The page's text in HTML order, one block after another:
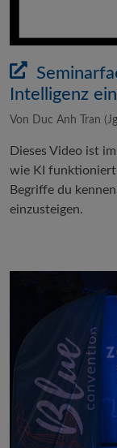
Intelligenz
Von Duc Anh Tran
Dieses Video ist
wie KI
Begriffe du
einzusteigen.